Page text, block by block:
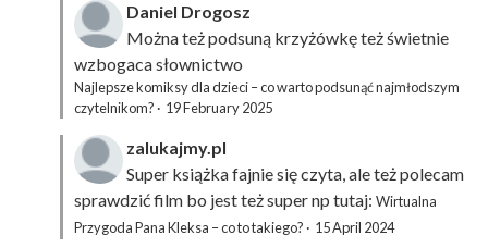
Daniel Drogosz
Można też podsuną krzyżówkęteż świetnie
wzbogaca słownictwo
Najlepsze komiksy dla dzieci – co warto podsunąć najmłodszym
czytelnikom? · 19 February 2025
zalukajmy.pl
Super książka fajnie się czyta, ale też polecam
sprawdzić film bo jest też super np tutaj: Wirtualna
Przygoda Pana Kleksa – co to takiego? · 15 April 2024